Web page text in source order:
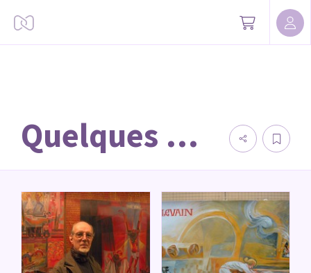
Quelques Oeuvres de Jacques Richard Sassandra